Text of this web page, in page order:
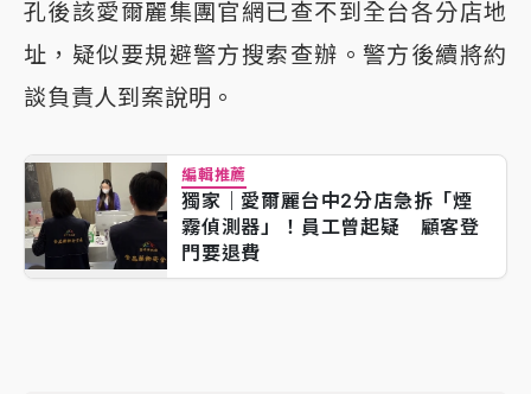
孔後該愛爾麗集團官網已查不到全台各分店地
址，疑似要規避警方搜索查辦。警方後續將約
談負責人到案說明。
編輯推薦
獨家｜愛爾麗台中2分店急拆「煙
霧偵測器」！員工曾起疑 顧客登
門要退費